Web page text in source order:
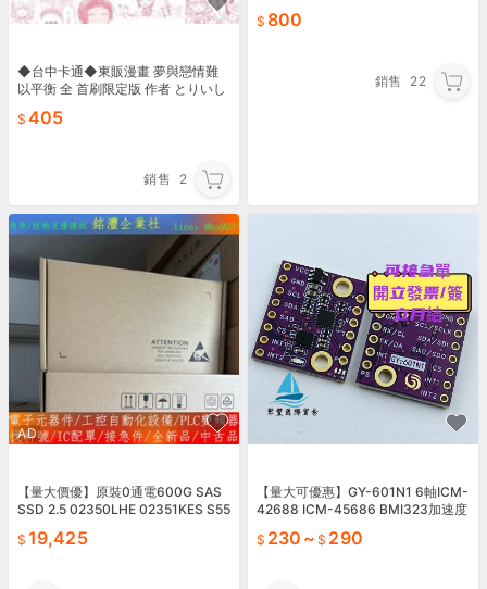
◆台中卡通◆東販漫畫 夢與戀情難
以平衡 全 首刷限定版 作者 とりいし
405
銷售 2
800
銷售 22
AD
【量大價優】原裝0通電600G SAS
SSD 2.5 02350LHE 02351KES S55
19,425
【量大可優惠】GY-601N1 6軸ICM-
42688 ICM-45686 BMI323加速度
230 ~ 290